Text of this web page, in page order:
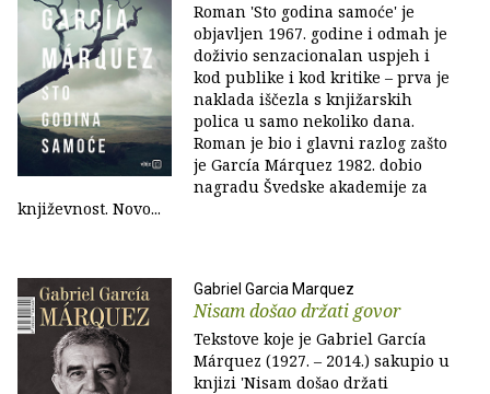
Roman 'Sto godina samoće' je
objavljen 1967. godine i odmah je
doživio senzacionalan uspjeh i
kod publike i kod kritike – prva je
naklada iščezla s knjižarskih
polica u samo nekoliko dana.
Roman je bio i glavni razlog zašto
je García Márquez 1982. dobio
nagradu Švedske akademije za
književnost. Novo...
Gabriel Garcia Marquez
Nisam došao držati govor
Tekstove koje je Gabriel García
Márquez (1927. – 2014.) sakupio u
knjizi 'Nisam došao držati